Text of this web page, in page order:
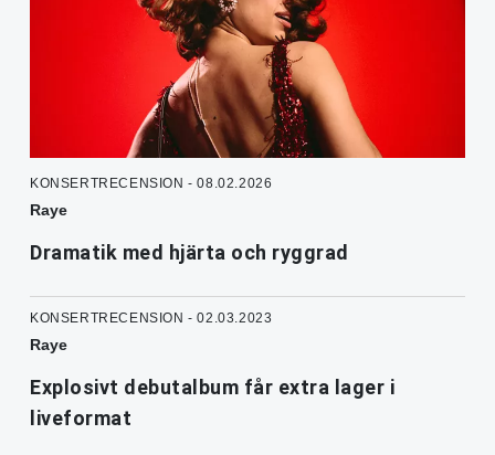
KONSERTRECENSION - 08.02.2026
Raye
Dramatik med hjärta och ryggrad
KONSERTRECENSION - 02.03.2023
Raye
Explosivt debutalbum får extra lager i
liveformat